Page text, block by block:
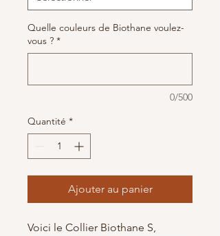
Quelle couleurs de Biothane voulez-
vous ? *
0/500
Quantité *
Ajouter au panier
Voici le Collier Biothane S,